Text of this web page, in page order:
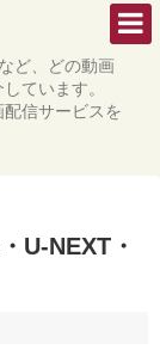
ど、どの動画
ています。
配信サービスを
U-NEXT・